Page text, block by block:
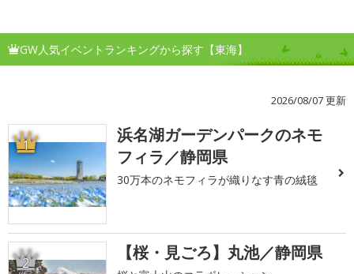
GW人気イベントランキングから探す【東海】
2026/08/07 更新
1
浜名湖ガーデンパークのネモ
フィラ／静岡県
30万本のネモフィラが織りなす青の絨毯
2 【桜・見ごろ】丸池／静岡県